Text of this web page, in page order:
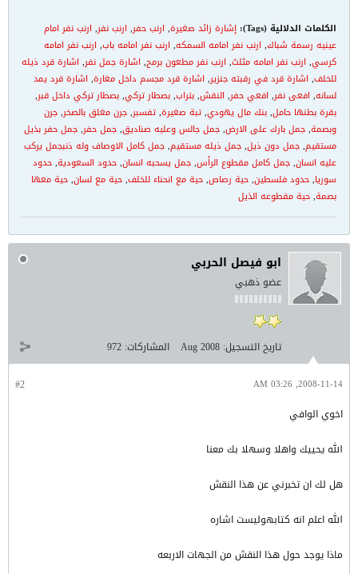
الكلمات الدلالية (Tags): إشارة زائد صغيرة, ارنب حفر, ارنب نفر, ارنب نفر امام
عينيه رسمة شباك, ارنب نفر امامه السمكه, ارنب نفر امامه باب, ارنب نفر امامه
كرسي, ارنب نفر امامه مثلث, ارنب نفر مطعون برمح, اشارة جمل نفر, اشارة قرد ذيله
للخلف, اشارة قرد في رقبته جنزير, اشارة قرد مجسم داخل مغارة, اشارة قرد يمد
لسانه, افعى نفر, افعي حفر, النقش,بتراب,بصطار تركي,بصطار تركي داخل قبر,
بقرة بطنها حامل,بنك مال يهودي,تبة صغيرة,تفسبر,جرن مغلق بالصخر,جرن
وبصمة,جمل بارك على الارض,جمل جالس وعليه صناديق,جمل حفر,جمل حفر بذيل
مستقيم,جمل دون ذيل,جمل ذيله مستقيم,جمل كامل الاوصاف وله ذنبجمل يركب
عليه انسان,جمل كامل مقطوع الرأس,جمل يسحبه انسان,حدود السعودية,حدود
سوريا,حدود فلسطين,حية رصاص,حية مع انحناء للخلف,حية مع لسان,حية معها
بصمة,حية مقطوعه الذيل
ابو فيصل الحربي
عضو ذهبي
تاريخ التسجيل: Aug 2008 المشاركات: 972
#2 2008-11-14, 03:26 AM
اخوي الوافي
الله يحييك واهلا وسهلا بك معنا
هل لك ان تخبرني عن هذا النقش
الله اعلم انه كتابهوليست اشاره
ماذا يوجد حول هذا النقش من الجهات الاربعه